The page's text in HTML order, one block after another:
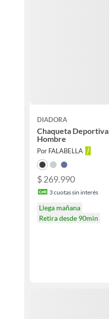
DIADORA
Chaqueta Deportiva
Hombre
Por FALABELLA
$ 269.990
3cuotas sin interés
Llega mañana
Retira desde 90min